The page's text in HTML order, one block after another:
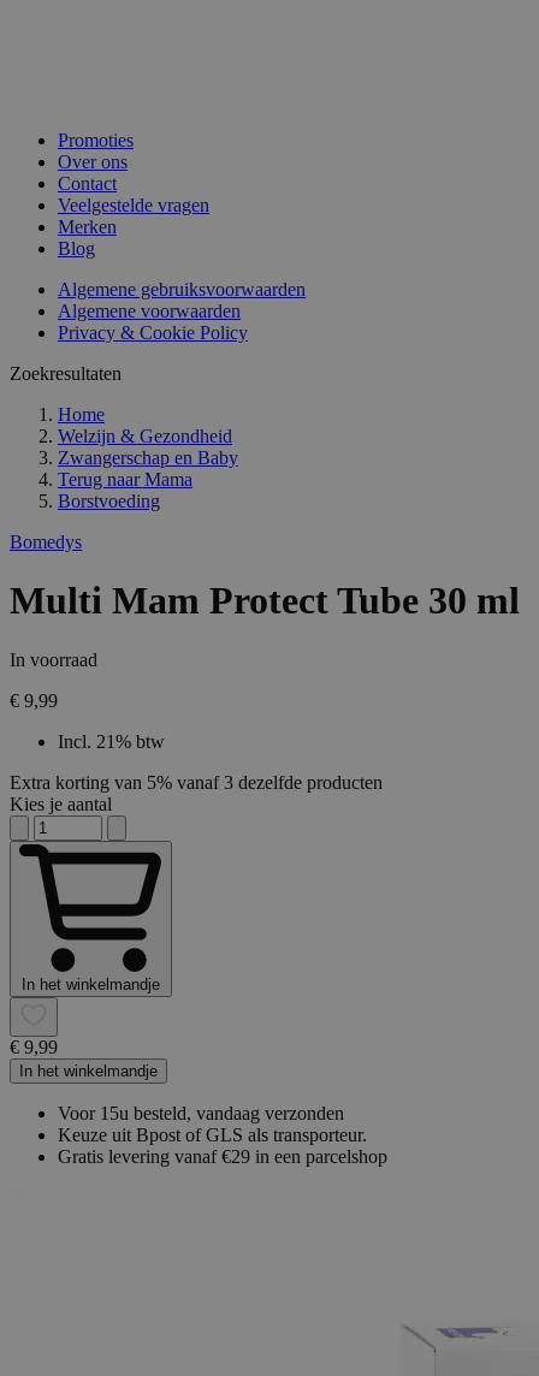
Promoties
Over ons
Contact
Veelgestelde vragen
Merken
Blog
Algemene gebruiksvoorwaarden
Algemene voorwaarden
Privacy & Cookie Policy
Zoekresultaten
Home
Welzijn & Gezondheid
Zwangerschap en Baby
Terug naar Mama
Borstvoeding
Bomedys
Multi Mam Protect Tube 30 ml
In voorraad
€ 9,99
Incl. 21% btw
Extra korting van 5% vanaf 3 dezelfde producten
Kies je aantal
In het winkelmandje
€ 9,99
In het winkelmandje
Voor 15u besteld, vandaag verzonden
Keuze uit Bpost of GLS als transporteur.
Gratis levering vanaf €29 in een parcelshop